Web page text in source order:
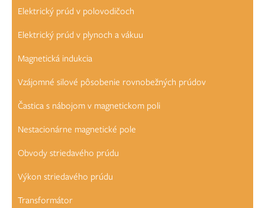
Elektrický prúd v polovodičoch
Elektrický prúd v plynoch a vákuu
Magnetická indukcia
Vzájomné silové pôsobenie rovnobežných prúdov
Častica s nábojom v magnetickom poli
Nestacionárne magnetické pole
Obvody striedavého prúdu
Výkon striedavého prúdu
Transformátor